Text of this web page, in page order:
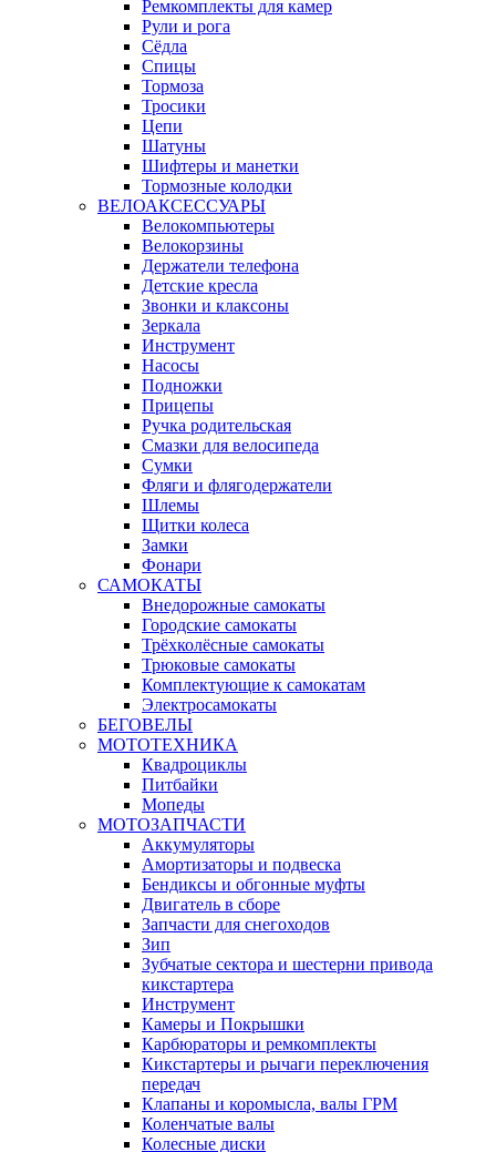
Ремкомплекты для камер
Рули и рога
Сёдла
Спицы
Тормоза
Тросики
Цепи
Шатуны
Шифтеры и манетки
Тормозные колодки
ВЕЛОАКСЕССУАРЫ
Велокомпьютеры
Велокорзины
Держатели телефона
Детские кресла
Звонки и клаксоны
Зеркала
Инструмент
Насосы
Подножки
Прицепы
Ручка родительская
Смазки для велосипеда
Сумки
Фляги и флягодержатели
Шлемы
Щитки колеса
Замки
Фонари
САМОКАТЫ
Внедорожные самокаты
Городские самокаты
Трёхколёсные самокаты
Трюковые самокаты
Комплектующие к самокатам
Электросамокаты
БЕГОВЕЛЫ
МОТОТЕХНИКА
Квадроциклы
Питбайки
Мопеды
МОТОЗАПЧАСТИ
Аккумуляторы
Амортизаторы и подвеска
Бендиксы и обгонные муфты
Двигатель в сборе
Запчасти для снегоходов
Зип
Зубчатые сектора и шестерни привода
кикстартера
Инструмент
Камеры и Покрышки
Карбюраторы и ремкомплекты
Кикстартеры и рычаги переключения
передач
Клапаны и коромысла, валы ГРМ
Коленчатые валы
Колесные диски